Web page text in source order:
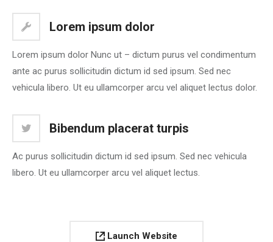
Lorem ipsum dolor
Lorem ipsum dolor Nunc ut – dictum purus vel condimentum
ante ac purus sollicitudin dictum id sed ipsum. Sed nec
vehicula libero. Ut eu ullamcorper arcu vel aliquet lectus dolor.
Bibendum placerat turpis
Ac purus sollicitudin dictum id sed ipsum. Sed nec vehicula
libero. Ut eu ullamcorper arcu vel aliquet lectus.
Launch Website